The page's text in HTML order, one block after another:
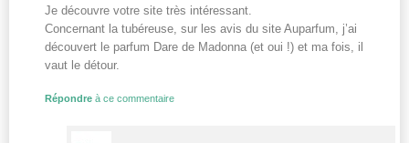
Je découvre votre site très intéressant.
Concernant la tubéreuse, sur les avis du site Auparfum, j’ai
découvert le parfum Dare de Madonna (et oui !) et ma fois, il
vaut le détour.
Répondre à ce commentaire